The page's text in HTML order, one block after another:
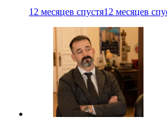
12 месяцев спустя12 месяцев